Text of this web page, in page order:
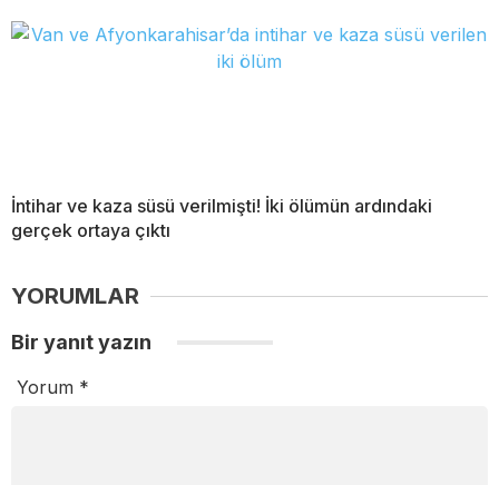
İntihar ve kaza süsü verilmişti! İki ölümün ardındaki
gerçek ortaya çıktı
YORUMLAR
Bir yanıt yazın
Yorum *